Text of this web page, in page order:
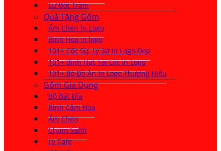
Lư Đốt Trầm
Quà Tặng Gốm
Ấm Chén In Logo
Bình Hoa in logo
101+ Cốc Sứ, Ly Sứ In Logo Đẹp
101+ Bình Hút Tài Lộc in Logo
101+ Bộ Đồ Ăn In Logo Thương Hiệu
Gốm Gia Dụng
Bộ Bát Đĩa
Bình Cắm Hoa
Ấm Chén
Chum Sành
Ly Cafe